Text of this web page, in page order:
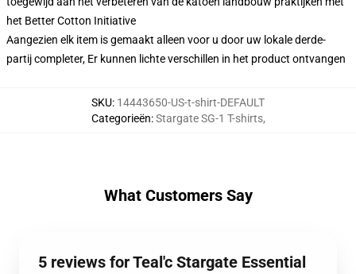
het Better Cotton Initiative
Aangezien elk item is gemaakt alleen voor u door uw lokale derde-
partij completer, Er kunnen lichte verschillen in het product ontvangen
SKU: 14443650-US-t-shirt-DEFAULT
Categorieën:Stargate SG-1 T-shirts,
What Customers Say
5 reviews for Teal'c Stargate Essential